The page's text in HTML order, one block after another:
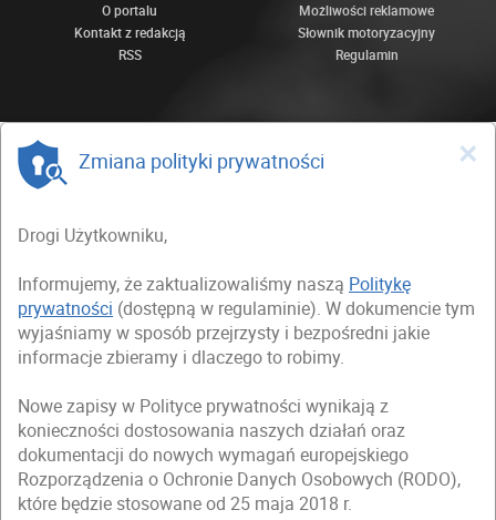
O portalu
Możliwości reklamowe
Kontakt z redakcją
Słownik motoryzacyjny
RSS
Regulamin
×
Zmiana polityki prywatności
Drogi Użytkowniku,
Informujemy, że zaktualizowaliśmy naszą Politykę
prywatności (dostępną w regulaminie). W dokumencie tym
wyjaśniamy w sposób przejrzysty i bezpośredni jakie
informacje zbieramy i dlaczego to robimy.
Nowe zapisy w Polityce prywatności wynikają z
konieczności dostosowania naszych działań oraz
dokumentacji do nowych wymagań europejskiego
Rozporządzenia o Ochronie Danych Osobowych (RODO),
które będzie stosowane od 25 maja 2018 r.